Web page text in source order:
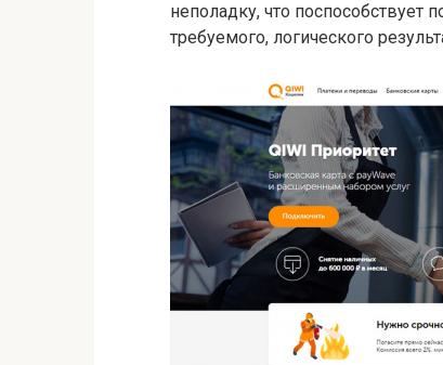
неполадку, что
требуемого, логического